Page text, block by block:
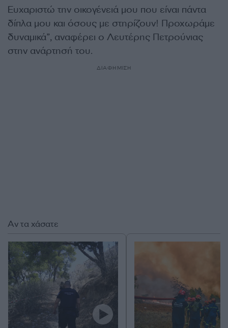
Ευχαριστώ την οικογένειά μου που είναι πάντα
δίπλα μου και όσους με στηρίζουν! Προχωράμε
δυναμικά”, αναφέρει ο Λευτέρης Πετρούνιας
στην ανάρτησή του.
ΔΙΑΦΗΜΙΣΗ
Αν τα χάσατε